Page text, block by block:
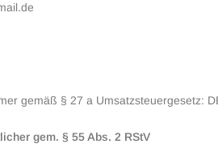
gemäß § 27 a Umsatzsteuergesetz:
gem. § 55 Abs. 2 RStV